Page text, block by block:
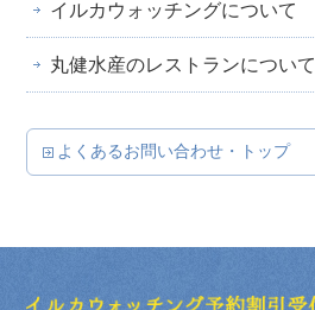
イルカウォッチングについて
丸健水産のレストランについて
よくあるお問い合わせ・トップ